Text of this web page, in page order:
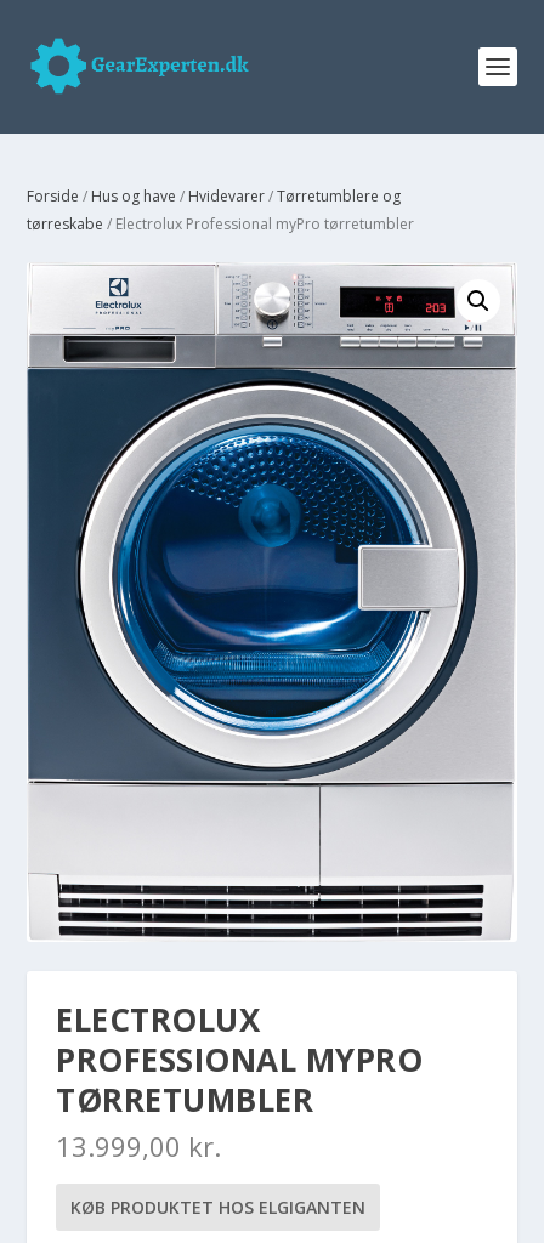
Forside / Hus og have / Hvidevarer/Tørretumblere og
tørreskabe / Electrolux Professional myPro tørretumbler
ELECTROLUX
PROFESSIONAL MYPRO
TØRRETUMBLER
13.999,00 kr.
KØB PRODUKTET HOS ELGIGANTEN